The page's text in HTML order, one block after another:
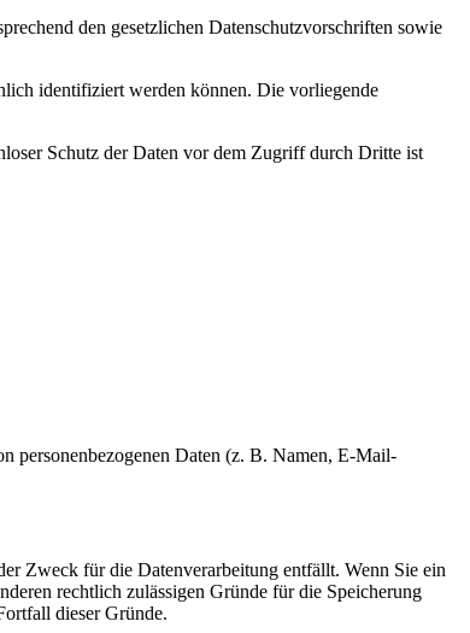
den gesetzlichen Datenschutzvorschriften sowie
identifiziert werden können. Die vorliegende
Schutz der Daten vor dem Zugriff durch Dritte ist
personenbezogenen Daten (z. B. Namen, E-Mail-
Zweck für die Datenverarbeitung entfällt. Wenn Sie ein
rechtlich zulässigen Gründe für die Speicherung
dieser Gründe.